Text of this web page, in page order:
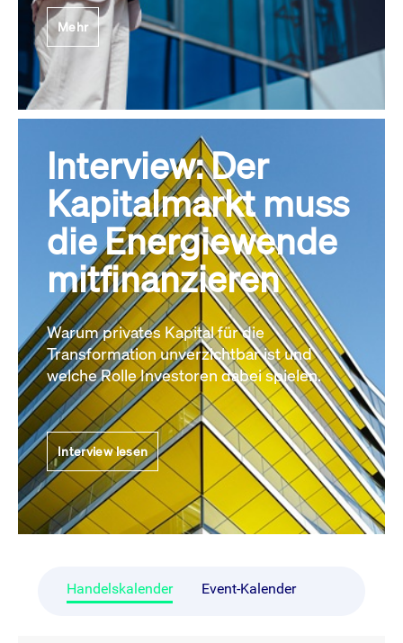
Mehr
Interview: Der
Kapitalmarkt muss
die Energiewende
mitfinanzieren
Warum privates Kapital für die
Transformation unverzichtbar ist und
welche Rolle Investoren dabei spielen.
Interview lesen
Handelskalender Event-Kalender